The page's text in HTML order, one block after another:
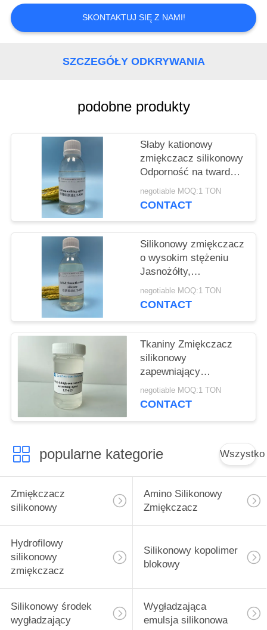
POPROSIĆ
WYCENĘ
PRIVACY
POLICY
SKONTAKTUJ SIĘ Z NAMI!
SZCZEGÓŁY ODKRYWANIA
podobne produkty
Słaby kationowy
zmiękczacz silikonowy
Odporność na twardą
wodę alkaliczną
negotiable MOQ:1 TON
CONTACT
Silikonowy zmiękczacz
o wysokim stężeniu
Jasnożółty,
przezroczysty lepki
płyn
negotiable MOQ:1 TON
CONTACT
Tkaniny Zmiękczacz
silikonowy
zapewniający
doskonałą kruchość i
gładkość
negotiable MOQ:1 TON
CONTACT
popularne kategorie Wszystko
Zmiękczacz
silikonowy
Amino Silikonowy
Zmiękczacz
Hydrofilowy
silikonowy
zmiękczacz
Silikonowy kopolimer
blokowy
Silikonowy środek
wygładzający
Wygładzająca
emulsja silikonowa